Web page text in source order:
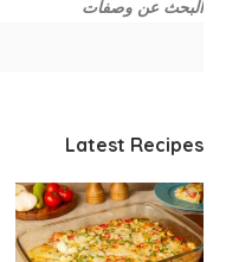
البحث عن وصفات
Latest Recipes